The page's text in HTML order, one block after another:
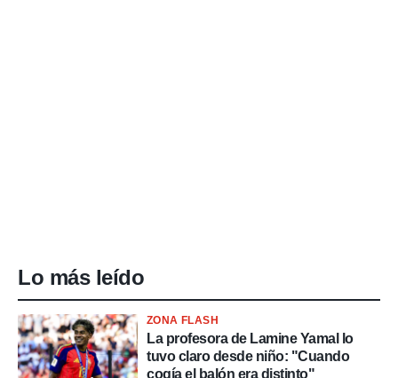
Lo más leído
ZONA FLASH
La profesora de Lamine Yamal lo
tuvo claro desde niño: "Cuando
cogía el balón era distinto"